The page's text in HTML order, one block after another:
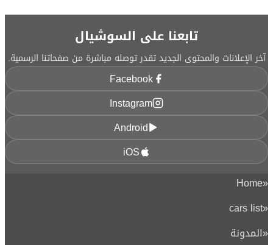
تابعنا على السوشيال
آخر الإعلانات والمحتوى الجديد تقدر توصله مباشرة من صفحاتنا الرسمية.
Facebook
Instagram
Android
iOS
«
Home
«
cars list
«المدونة